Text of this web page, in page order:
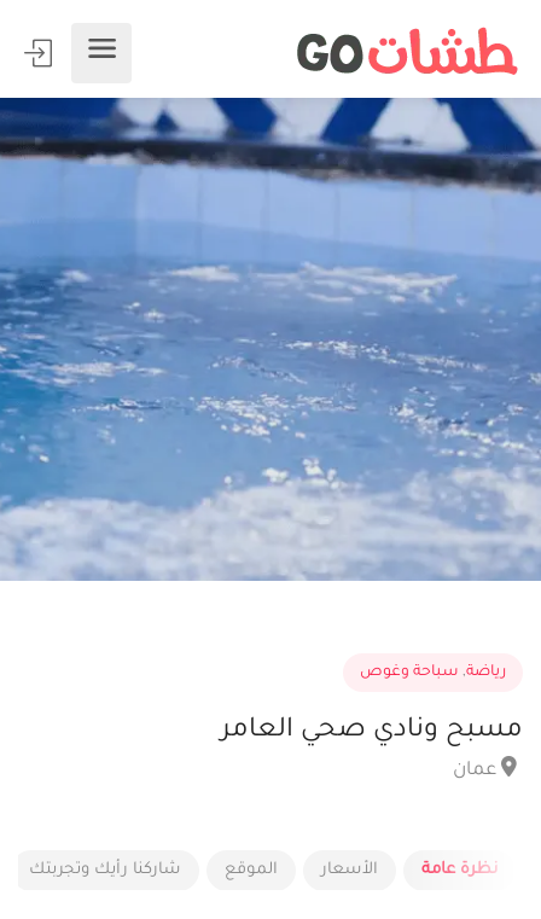
رياضة, سباحة وغوص
مسبح ونادي صحي العامر
عمان
نظرة عامة الأسعار الموقع شاركنا رأيك وتجربتك